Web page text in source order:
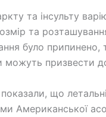
та інсульту
та
було припинено,
можуть призвести
що
Американської